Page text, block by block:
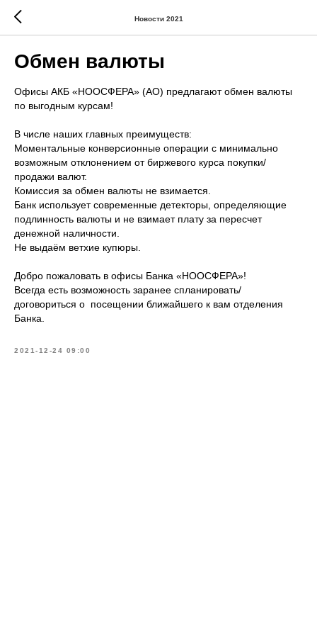
Новости 2021
Обмен валюты
Офисы АКБ «НООСФЕРА» (АО) предлагают обмен валюты
по выгодным курсам!
В числе наших главных преимуществ:
Моментальные конверсионные операции с минимально
возможным отклонением от биржевого курса покупки/
продажи валют.
Комиссия за обмен валюты не взимается.
Банк использует современные детекторы, определяющие
подлинность валюты и не взимает плату за пересчет
денежной наличности.
Не выдаём ветхие купюры.
Добро пожаловать в офисы Банка «НООСФЕРА»!
Всегда есть возможность заранее спланировать/
договориться о посещении ближайшего к вам отделения
Банка.
2021-12-24 09:00